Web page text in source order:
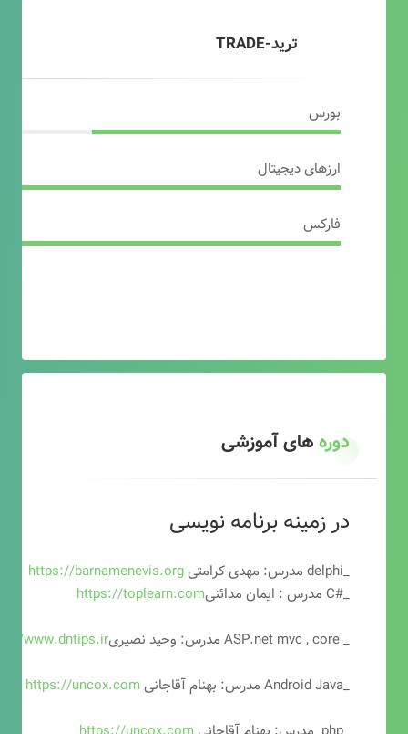
ترید-TRADE
بورس
ارزهای دیجیتال
فارکس
دورههای آموزشی
در زمینه برنامه نویسی
_delphi مدرس: مهدی کرامتی
https://barnamenevis.org
_#C مدرس : ایمان مدائنی
https://toplearn.com
_ ASP.net mvc , core مدرس: وحید نصیری
www.dntips.ir
_Android Java مدرس: بهنام آقاجانی
https://uncox.com